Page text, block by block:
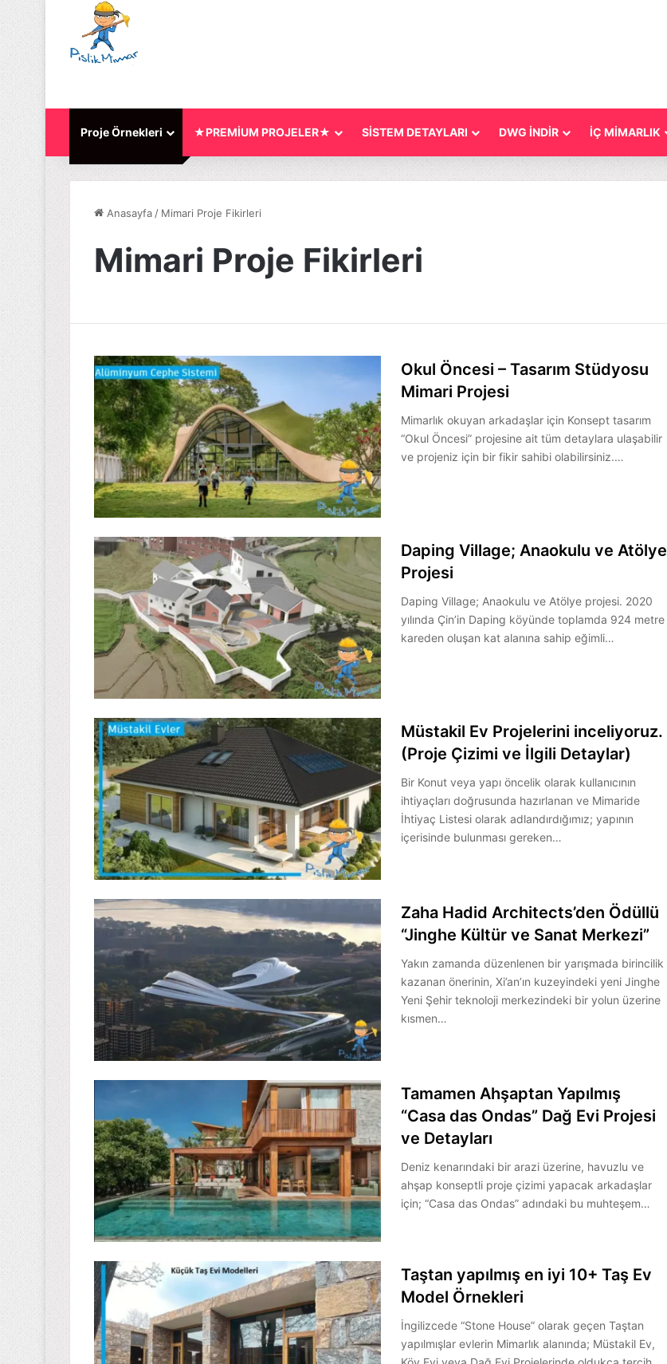
Proje Örnekleri ★PREMİUM PROJELER★ SİSTEM DETAYLARI DWG İNDİR İÇ MİMARLIK
Anasayfa / Mimari Proje Fikirleri
Mimari Proje Fikirleri
Okul Öncesi – Tasarım Stüdyosu
Mimari Projesi
Mimarlık okuyan arkadaşlar için Konsept tasarım
“Okul Öncesi” projesine ait tüm detaylara ulaşabilir
ve projeniz için bir fikir sahibi olabilirsiniz.…
Daping Village; Anaokulu ve Atölye
Projesi
Daping Village; Anaokulu ve Atölye projesi. 2020
yılında Çin’in Daping köyünde toplamda 924 metre
kareden oluşan kat alanına sahip eğimli…
Müstakil Ev Projelerini inceliyoruz.
(Proje Çizimi ve İlgili Detaylar)
Bir Konut veya yapı öncelik olarak kullanıcının
ihtiyaçları doğrusunda hazırlanan ve Mimaride
İhtiyaç Listesi olarak adlandırdığımız; yapının
içerisinde bulunması gereken…
Zaha Hadid Architects’den Ödüllü
“Jinghe Kültür ve Sanat Merkezi”
Yakın zamanda düzenlenen bir yarışmada birincilik
kazanan önerinin, Xi’an’ın kuzeyindeki yeni Jinghe
Yeni Şehir teknoloji merkezindeki bir yolun üzerine
kısmen…
Tamamen Ahşaptan Yapılmış
“Casa das Ondas” Dağ Evi Projesi
ve Detayları
Deniz kenarındaki bir arazi üzerine, havuzlu ve
ahşap konseptli proje çizimi yapacak arkadaşlar
için; “Casa das Ondas” adındaki bu muhteşem…
Taştan yapılmış en iyi 10+ Taş Ev
Model Örnekleri
İngilizcede “Stone House” olarak geçen Taştan
yapılmışlar evlerin Mimarlık alanında; Müstakil Ev,